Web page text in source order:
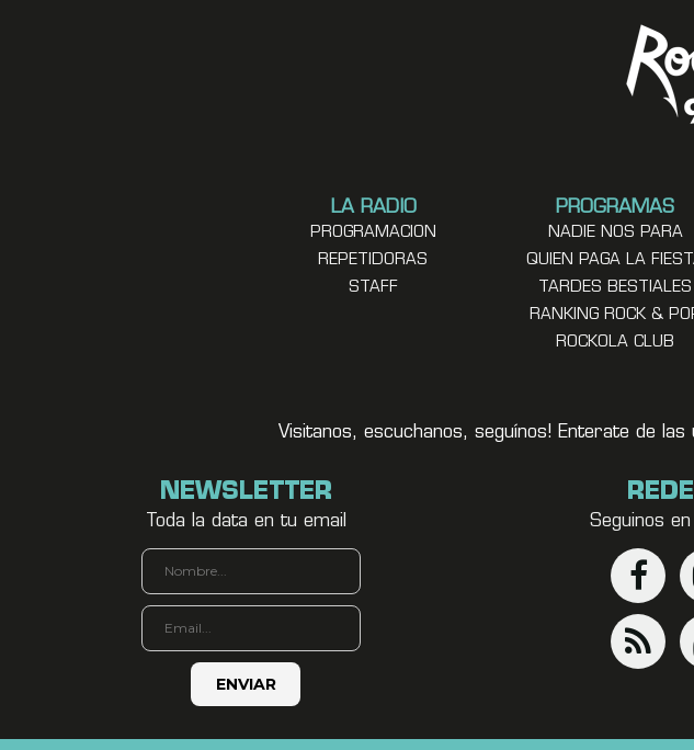
LA RADIO
PROGRAMACION
REPETIDORAS
STAFF
PROGRAMAS
NADIE NOS PARA
QUIEN PAGA LA
TARDES BESTIALES
RANKING ROCK &
ROCKOLA CLUB
Visitanos, escuchanos, seguínos! Enterate de
NEWSLETTER
Toda la data en tu email Seguinos